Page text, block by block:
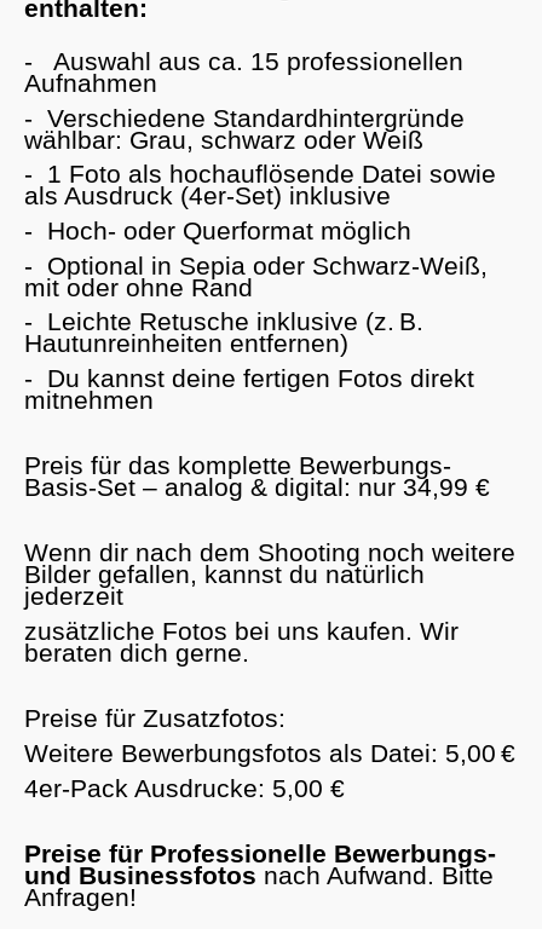
enthalten:
- Auswahl aus ca. 15 professionellen
Aufnahmen
- Verschiedene Standardhintergründe
wählbar: Grau, schwarz oder Weiß
- 1 Foto als hochauflösende Datei sowie
als Ausdruck (4er-Set) inklusive
- Hoch- oder Querformat möglich
- Optional in Sepia oder Schwarz-Weiß,
mit oder ohne Rand
- Leichte Retusche inklusive (z. B.
Hautunreinheiten entfernen)
- Du kannst deine fertigen Fotos direkt
mitnehmen
Preis für das komplette Bewerbungs-
Basis-Set – analog & digital: nur 34,99 €
Wenn dir nach dem Shooting noch weitere
Bilder gefallen, kannst du natürlich
jederzeit
zusätzliche Fotos bei uns kaufen. Wir
beraten dich gerne.
Preise für Zusatzfotos:
Weitere Bewerbungsfotos als Datei: 5,00 €
4er-Pack Ausdrucke: 5,00 €
Preise für Professionelle Bewerbungs-
und Businessfotos nach Aufwand. Bitte
Anfragen!